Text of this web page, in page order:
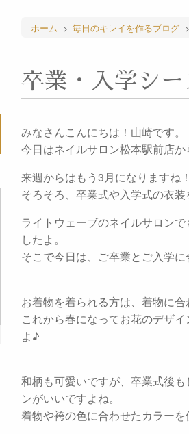
ホーム > 毎日のキレイを作るブログ >
卒業・入学シ
みなさんこんにちは！山崎です。
今日はネイルサロン松本駅前店
来週からはもう3月になりますね
そろそろ、卒業式や入学式の衣
ライトウェーブのネイルサロン
したよ。
そこで今日は、ご卒業とご入学
お着物を着られる方は、着物に
これから春になってお花のデザ
よ♪
和柄も可愛いですが、卒業式後
ンがいいですよね。
着物や袴の色に合わせたカラーを